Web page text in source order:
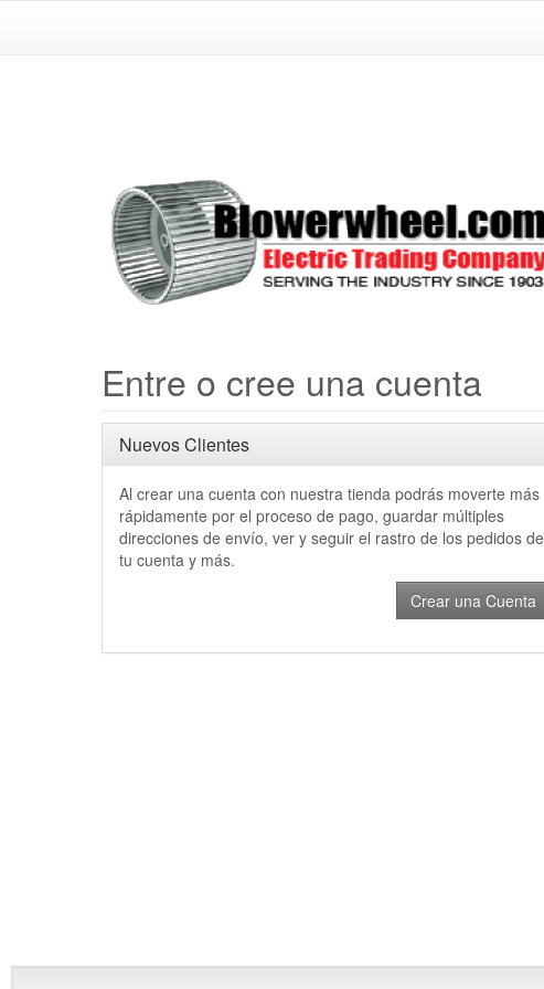
Entre o cree una cuenta
Nuevos Clientes
Al crear una cuenta con nuestra tienda podrás moverte más
rápidamente por el proceso de pago, guardar múltiples
direcciones de envío, ver y seguir el rastro de los pedidos de
tu cuenta y más.
Crear una Cuenta